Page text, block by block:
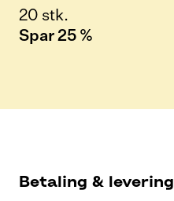
20 stk.
Spar 25 %
Betaling & levering